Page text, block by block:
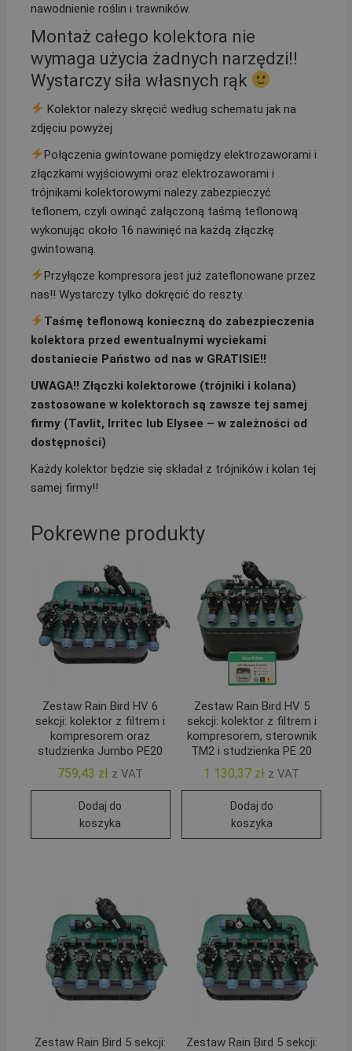
nawodnienie roślin i trawników.
Montaż całego kolektora nie
wymaga użycia żadnych narzędzi!!
Wystarczy siła własnych rąk
Kolektor należy skręcić według schematu jak na
zdjęciu powyżej
Połączenia gwintowane pomiędzy elektrozaworami i
złączkami wyjściowymi oraz elektrozaworami i
trójnikami kolektorowymi należy zabezpieczyć
teflonem, czyli owinąć załączoną taśmą teflonową
wykonując około 16 nawinięć na każdą złączkę
gwintowaną.
Przyłącze kompresora jest już zateflonowane przez
nas!! Wystarczy tylko dokręcić do reszty.
Taśmę teflonową konieczną do zabezpieczenia
kolektora przed ewentualnymi wyciekami
dostaniecie Państwo od nas w GRATISIE!!
UWAGA!! Złączki kolektorowe (trójniki i kolana)
zastosowane w kolektorach są zawsze tej samej
firmy (Tavlit, Irritec lub Elysee – w zależności od
dostępności)
Każdy kolektor będzie się składał z trójników i kolan tej
samej firmy!!
Pokrewne produkty
Zestaw Rain Bird HV 6
sekcji: kolektor z filtrem i
kompresorem oraz
studzienka Jumbo PE20
759,43 zł z VAT
Dodaj do
koszyka
Zestaw Rain Bird HV 5
sekcji: kolektor z filtrem i
kompresorem, sterownik
TM2 i studzienka PE 20
1 130,37 zł z VAT
Dodaj do
koszyka
Zestaw Rain Bird 5 sekcji:
Zestaw Rain Bird 5 sekcji: